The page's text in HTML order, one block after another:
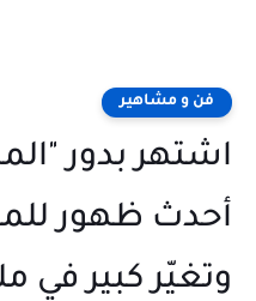
فن و مشاهير
اشتهر بدور
أحدث ظهور
وتغيّر كبير في